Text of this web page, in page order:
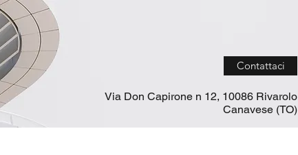
Contattaci
Via Don Capirone n 12, 10086 Rivarolo
Canavese (TO)